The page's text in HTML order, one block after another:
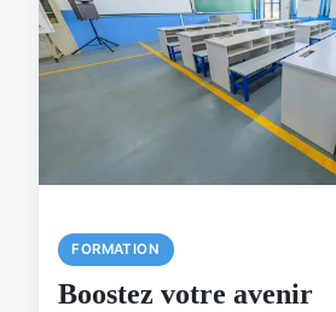
FORMATION
Boostez votre avenir